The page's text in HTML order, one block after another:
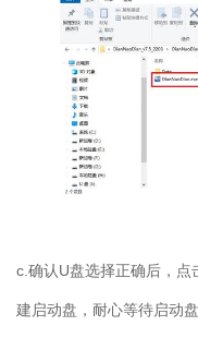
c.确认U盘选择正确后，点
建启动盘，耐心等待启动盘